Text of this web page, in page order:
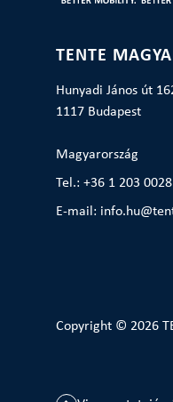
TENTE
Hunyadi János út
1117 Budapest
Magyarország
Tel.: +36 1 203 0028
E-mail:
Copyright © 2026